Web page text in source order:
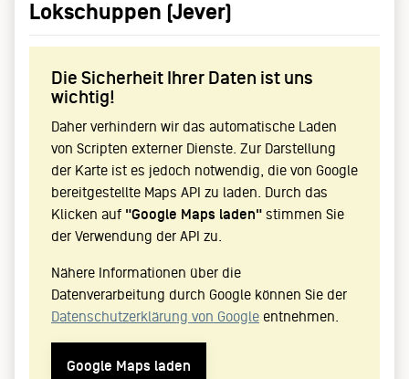
Lokschuppen (Jever)
Die Sicherheit Ihrer Daten ist uns
wichtig!
Daher verhindern wir das automatische Laden
von Scripten externer Dienste. Zur Darstellung
der Karte ist es jedoch notwendig, die von Google
bereitgestellte Maps API zu laden. Durch das
Klicken auf "Google Maps laden" stimmen Sie
der Verwendung der API zu.
Nähere Informationen über die
Datenverarbeitung durch Google können Sie der
Datenschutzerklärung von Google entnehmen.
Google Maps laden